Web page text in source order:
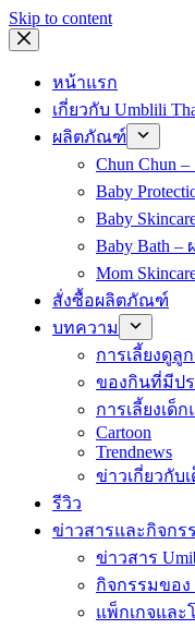
Skip to content
หน้าแรก
เกี่ยวกับ Umblili
ผลิตภัณฑ์
Chun Chun
Baby
Baby
Baby Bath
Mom
สั่งซื้อผลิตภัณฑ์
บทความ
การเลี้ยงดูลู
ของกินที่มีป
การเลี้ยงเด็
Cartoon
Trendnews
ข่าวเกี่ยวกับ
รีวิว
ข่าวสารและกิจกร
ข่าวสาร
กิจกรรมของ
แพ็กเกจแล